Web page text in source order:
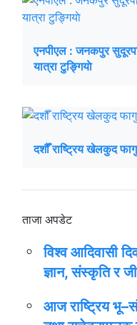
एनपीएल : जनकपुर
यात्रा टुङ्गियाे
दशौँ राष्ट्रिय खेलकुद
ताजा अपडेट
विश्व आदिवासी
ज्ञान, संस्कृति र
आज राष्ट्रिय